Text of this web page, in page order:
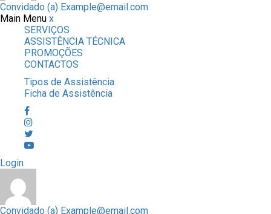
Convidado (a) Example@email.com
Main Menu x
SERVIÇOS
ASSISTÊNCIA TÉCNICA
PROMOÇÕES
CONTACTOS
Tipos de Assistência
Ficha de Assistência
Login
Convidado (a) Example@email.com